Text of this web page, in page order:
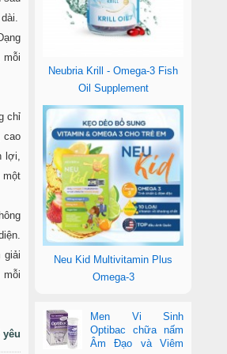
mỗi
chỉ
cao
lợi,
một
giải
Neubria Krill - Omega-3 Fish
Oil Supplement
Neu Kid Multivitamin Plus
Omega-3
Men Vi Sinh
Optibac chữa nấm
Âm Đạo và Viêm